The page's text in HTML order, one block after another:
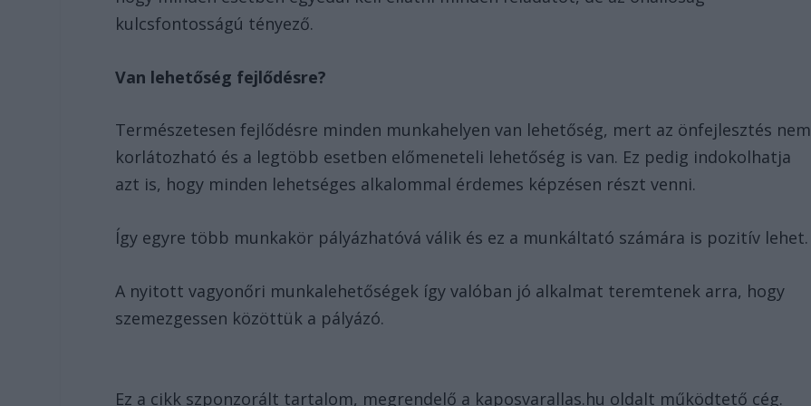
kulcsfontosságú tényező.
Van lehetőség fejlődésre?
Természetesen fejlődésre minden munkahelyen van lehetőség, mert az önfejlesztés nem
korlátozható és a legtöbb esetben előmeneteli lehetőség is van. Ez pedig indokolhatja
azt is, hogy minden lehetséges alkalommal érdemes képzésen részt venni.
Így egyre több munkakör pályázhatóvá válik és ez a munkáltató számára is pozitív lehet.
A nyitott vagyonőri munkalehetőségek így valóban jó alkalmat teremtenek arra, hogy
szemezgessen közöttük a pályázó.
Ez a cikk szponzorált tartalom, megrendelő a kaposvarallas.hu oldalt működtető cég.